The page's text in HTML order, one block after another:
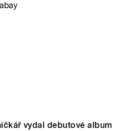
vydal debutové album